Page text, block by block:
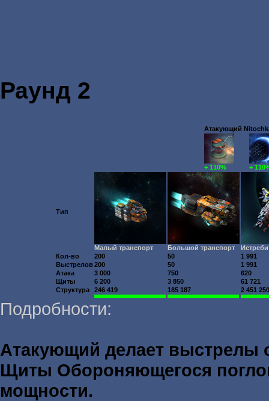
Раунд 2
Атакующий
+ 110% +
Тип
Малый транспорт Большой транспорт
Кол-во
200 50
1 991
Выстрелов200 50
1 991
Атака
3 000 750
620
Щиты
6 200 3 850
61 721
Структура
246 419 185 187 2 451 250
Подробности:
Атакующий делает
Щиты Обороняющегося
мощности.